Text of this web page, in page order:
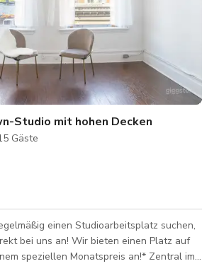
Studio mit hohen Decken
Gäste
einen Studioarbeitsplatz suchen,
bei uns an! Wir bieten einen Platz auf
Monatspreis an!* Zentral im